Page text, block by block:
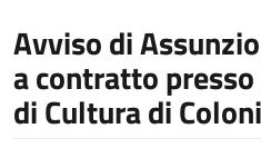
Avviso di
a contratto
di Cultura di